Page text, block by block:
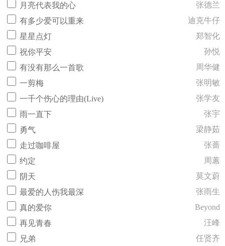
月亮代表我的心
张德兰
有多少爱可以重来
迪克牛仔
星星点灯
郑智化
祝你平安
孙悦
有没有那么一首歌
周华健
一剪梅
张明敏
一千个伤心的理由(Live)
张学友
雨一直下
张宇
勇气
梁静茹
走过咖啡屋
张蔷
约定
周蕙
阴天
莫文蔚
最爱的人伤我最深
张雨生
真的爱你
Beyond
再见青春
汪峰
兄弟
任贤齐